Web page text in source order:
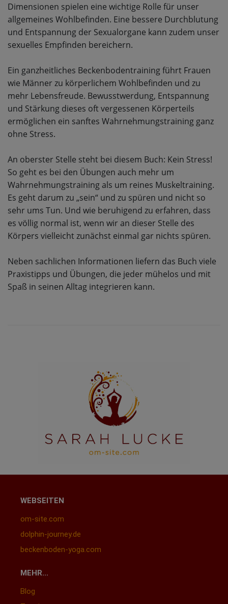
Dimensionen spielen eine wichtige Rolle für unser
allgemeines Wohlbefinden. Eine bessere Durchblutung
und Entspannung der Sexualorgane kann zudem unser
sexuelles Empfinden bereichern.
Ein ganzheitliches Beckenbodentraining führt Frauen
wie Männer zu körperlichem Wohlbefinden und zu
mehr Lebensfreude. Bewusstwerdung, Entspannung
und Stärkung dieses oft vergessenen Körperteils
ermöglichen ein sanftes Wahrnehmungstraining ganz
ohne Stress.
An oberster Stelle steht bei diesem Buch: Kein Stress!
So geht es bei den Übungen auch mehr um
Wahrnehmungstraining als um reines Muskeltraining.
Es geht darum zu „sein“ und zu spüren und nicht so
sehr ums Tun. Und wie beruhigend zu erfahren, dass
es völlig normal ist, wenn wir an dieser Stelle des
Körpers vielleicht zunächst einmal gar nichts spüren.
Neben sachlichen Informationen liefern das Buch viele
Praxistipps und Übungen, die jeder mühelos und mit
Spaß in seinen Alltag integrieren kann.
WEBSEITEN
om-site.com
dolphin-journey.de
beckenboden-yoga.com
MEHR...
Blog